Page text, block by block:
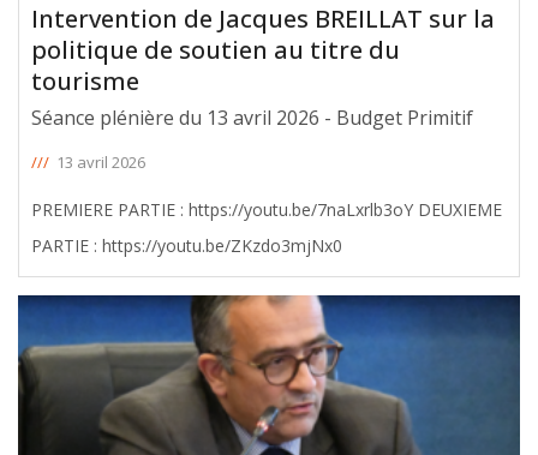
Intervention de Jacques BREILLAT sur la
politique de soutien au titre du
tourisme
Séance plénière du 13 avril 2026 - Budget Primitif
/// 13 avril 2026
PREMIERE PARTIE : https://youtu.be/7naLxrlb3oY DEUXIEME
PARTIE : https://youtu.be/ZKzdo3mjNx0